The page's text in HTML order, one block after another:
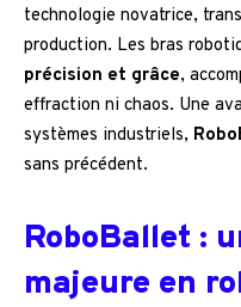
technologie novatrice,
production. Les bras
précision et grâce,
effraction ni chaos. Une
systèmes industriels,
sans précédent.
RoboBallet :
majeure en